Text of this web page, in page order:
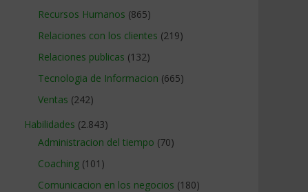
Recursos Humanos (865)
Relaciones con los clientes (219)
Relaciones publicas (132)
Tecnologia de Informacion (665)
Ventas (242)
Habilidades (2.843)
Administracion del tiempo (70)
Coaching (101)
Comunicacion en los negocios (180)